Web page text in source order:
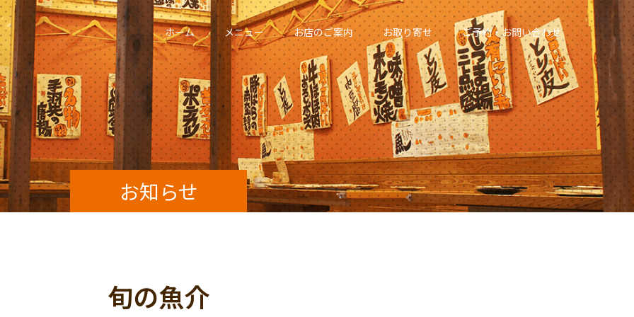
ホーム メニュー お店のご案内 お取り寄せ ご予約・お問い合わせ
お知らせ
旬の魚介